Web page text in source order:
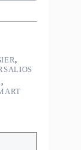
,
,